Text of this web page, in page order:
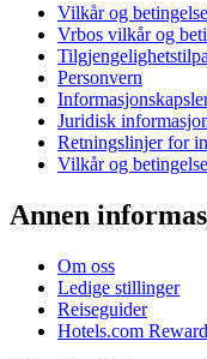
Vilkår og
Vrbos vilkår og
Personvern
Juridisk
Retningslinjer for
Vilkår og
Annen
Om oss
Ledige stillinger
Reiseguider
Hotels.com